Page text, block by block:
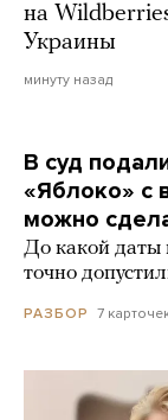
на
Украины
минуту назад
В суд
«Яблоко» с
можно
До какой даты
точно
РАЗБОР 7